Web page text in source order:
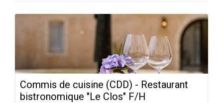
Commis de cuisine (CDD) - Restaurant
bistronomique "Le Clos" F/H